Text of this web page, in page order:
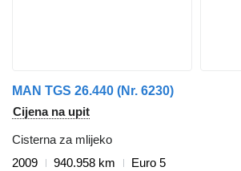
MAN TGS 26.440 (Nr. 6230)
Cijena na upit
Cisterna za mlijeko
2009
940.958 km
Euro 5